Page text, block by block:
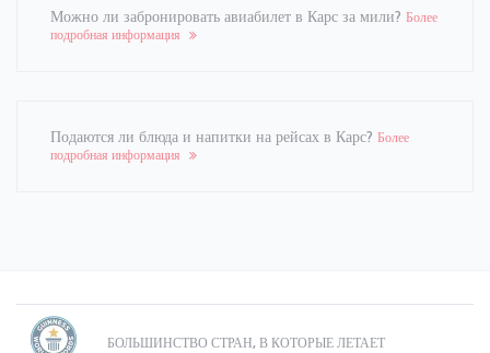
Можно ли забронировать авиабилет в Карс за мили? Более
подробная информация
Подаются ли блюда и напитки на рейсах в Карс? Более
подробная информация
БОЛЬШИНСТВО СТРАН, В КОТОРЫЕ ЛЕТАЕТ